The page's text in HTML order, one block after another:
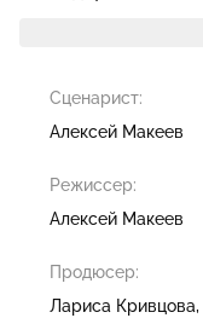
Сценарист:
Алексей Макеев
Режиссер:
Алексей Макеев
Продюсер:
Лариса Кривцова